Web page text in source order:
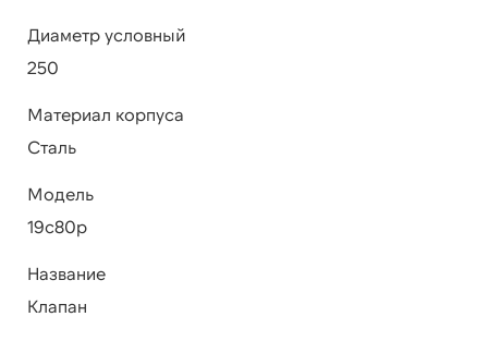
Диаметр условный
250
Материал корпуса
Сталь
Модель
19с80р
Название
Клапан